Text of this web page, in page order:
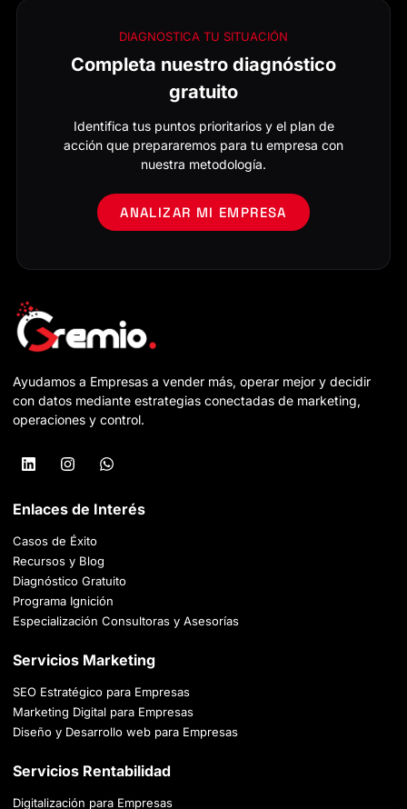
DIAGNOSTICA TU SITUACIÓN
Completa nuestro diagnóstico
gratuito
Identifica tus puntos prioritarios y el plan de
acción que prepararemos para tu empresa con
nuestra metodología.
ANALIZAR MI EMPRESA
Ayudamos a Empresas a vender más, operar mejor y decidir
con datos mediante estrategias conectadas de marketing,
operaciones y control.
Enlaces de Interés
Casos de Éxito
Recursos y Blog
Diagnóstico Gratuito
Programa Ignición
Especialización Consultoras y Asesorías
Servicios Marketing
SEO Estratégico para Empresas
Marketing Digital para Empresas
Diseño y Desarrollo web para Empresas
Servicios Rentabilidad
Digitalización para Empresas